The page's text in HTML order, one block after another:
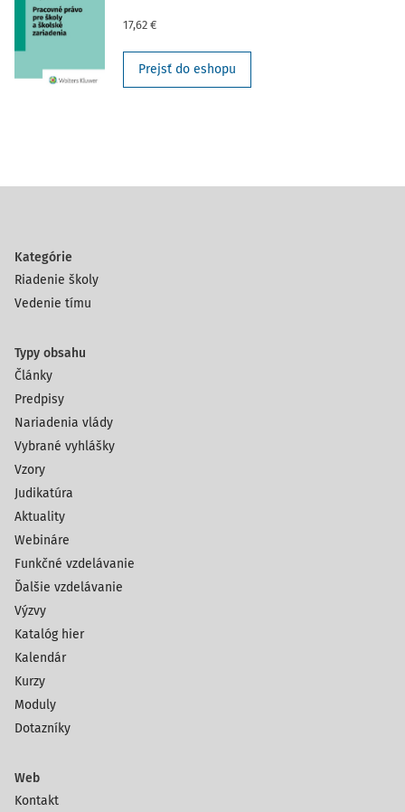
17,62 €
Prejsť do eshopu
Kategórie
Riadenie školy
Vedenie tímu
Typy obsahu
Články
Predpisy
Nariadenia vlády
Vybrané vyhlášky
Vzory
Judikatúra
Aktuality
Webináre
Funkčné vzdelávanie
Ďalšie vzdelávanie
Výzvy
Katalóg hier
Kalendár
Kurzy
Moduly
Dotazníky
Web
Kontakt